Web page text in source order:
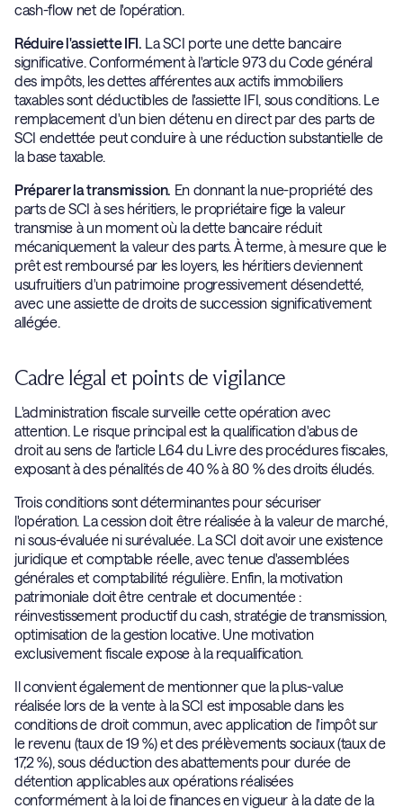
cash-flow net de l'opération.
Réduire l'assiette IFI. La SCI porte une dette bancaire
significative. Conformément à l'article 973 du Code général
des impôts, les dettes afférentes aux actifs immobiliers
taxables sont déductibles de l'assiette IFI, sous conditions. Le
remplacement d'un bien détenu en direct par des parts de
SCI endettée peut conduire à une réduction substantielle de
la base taxable.
Préparer la transmission. En donnant la nue-propriété des
parts de SCI à ses héritiers, le propriétaire fige la valeur
transmise à un moment où la dette bancaire réduit
mécaniquement la valeur des parts. À terme, à mesure que le
prêt est remboursé par les loyers, les héritiers deviennent
usufruitiers d'un patrimoine progressivement désendetté,
avec une assiette de droits de succession significativement
allégée.
Cadre légal et points de vigilance
L'administration fiscale surveille cette opération avec
attention. Le risque principal est la qualification d'abus de
droit au sens de l'article L64 du Livre des procédures fiscales,
exposant à des pénalités de 40 % à 80 % des droits éludés.
Trois conditions sont déterminantes pour sécuriser
l'opération. La cession doit être réalisée à la valeur de marché,
ni sous-évaluée ni surévaluée. La SCI doit avoir une existence
juridique et comptable réelle, avec tenue d'assemblées
générales et comptabilité régulière. Enfin, la motivation
patrimoniale doit être centrale et documentée :
réinvestissement productif du cash, stratégie de transmission,
optimisation de la gestion locative. Une motivation
exclusivement fiscale expose à la requalification.
Il convient également de mentionner que la plus-value
réalisée lors de la vente à la SCI est imposable dans les
conditions de droit commun, avec application de l'impôt sur
le revenu (taux de 19 %) et des prélèvements sociaux (taux de
17,2 %), sous déduction des abattements pour durée de
détention applicables aux opérations réalisées
conformément à la loi de finances en vigueur à la date de la